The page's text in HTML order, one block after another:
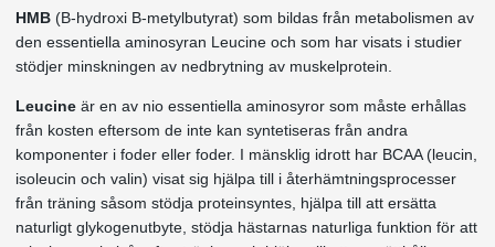
HMB (B-hydroxi B-metylbutyrat) som bildas från metabolismen av
den essentiella aminosyran Leucine och som har visats i studier
stödjer minskningen av nedbrytning av muskelprotein.
Leucine är en av nio essentiella aminosyror som måste erhållas
från kosten eftersom de inte kan syntetiseras från andra
komponenter i foder eller foder. I mänsklig idrott har BCAA (leucin,
isoleucin och valin) visat sig hjälpa till i återhämtningsprocesser
från träning såsom stödja proteinsyntes, hjälpa till att ersätta
naturligt glykogenutbyte, stödja hästarnas naturliga funktion för att